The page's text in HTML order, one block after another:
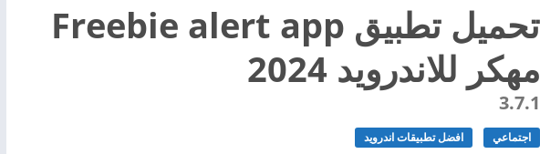
تحميل تطبيق Freebie alert app
مهكر للاندرويد 2024
3.7.1
اجتماعي افضل تطبيقات اندرويد